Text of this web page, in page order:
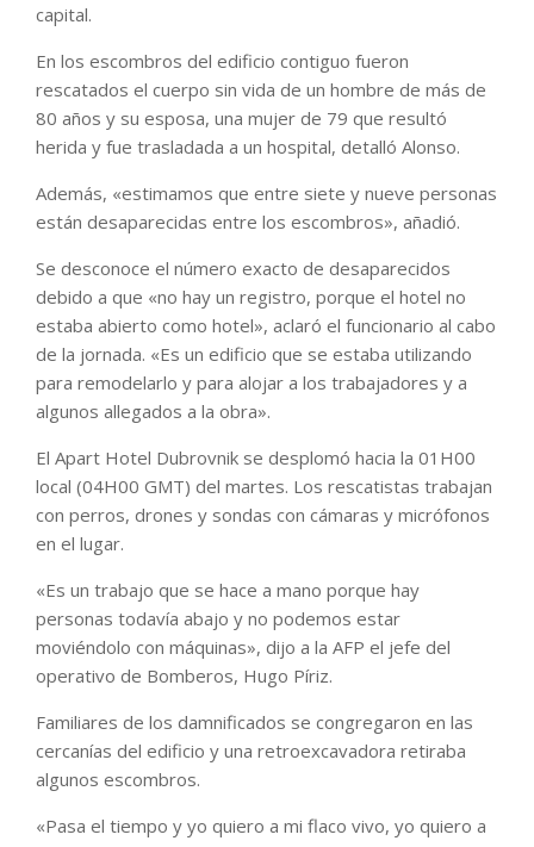
capital.
En los escombros del edificio contiguo fueron
rescatados el cuerpo sin vida de un hombre de más de
80 años y su esposa, una mujer de 79 que resultó
herida y fue trasladada a un hospital, detalló Alonso.
Además, «estimamos que entre siete y nueve personas
están desaparecidas entre los escombros», añadió.
Se desconoce el número exacto de desaparecidos
debido a que «no hay un registro, porque el hotel no
estaba abierto como hotel», aclaró el funcionario al cabo
de la jornada. «Es un edificio que se estaba utilizando
para remodelarlo y para alojar a los trabajadores y a
algunos allegados a la obra».
El Apart Hotel Dubrovnik se desplomó hacia la 01H00
local (04H00 GMT) del martes. Los rescatistas trabajan
con perros, drones y sondas con cámaras y micrófonos
en el lugar.
«Es un trabajo que se hace a mano porque hay
personas todavía abajo y no podemos estar
moviéndolo con máquinas», dijo a la AFP el jefe del
operativo de Bomberos, Hugo Píriz.
Familiares de los damnificados se congregaron en las
cercanías del edificio y una retroexcavadora retiraba
algunos escombros.
«Pasa el tiempo y yo quiero a mi flaco vivo, yo quiero a